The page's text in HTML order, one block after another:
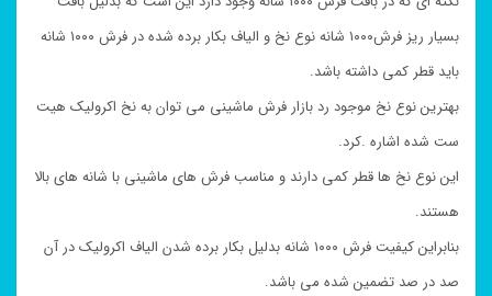
بسیار ریز فرش۱۰۰۰ شانه نوع نخ و الیاف بکار برده شده در فرش ۱۰۰۰ شانه
باید قطر کمی داشته باشد.
بهترین نوع نخ موجود رد بازار فرش ماشینی می توان به نخ اکرولیک هیت
ست شده اشاره .کرد.
این نوع نخ ها قطر کمی دارند و مناسب فرش های ماشینی با شانه های بالا
هستند.
بنابراین کیفیت فرش ۱۰۰۰ شانه بدلیل بکار برده شدن الیاف اکرولیک در آن
صد در صد تضمین شده می باشد.